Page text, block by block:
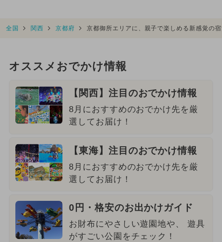
全国 関西 京都府 京都御所エリアに、親子で楽しめる新感覚の
オススメおでかけ情報
【関西】注目のおでかけ情報
8月におすすめのおでかけ先を厳
選してお届け！
【東海】注目のおでかけ情報
8月におすすめのおでかけ先を厳
選してお届け！
0円・格安のお出かけガイド
お財布にやさしい遊園地や、 遊具
がすごい公園をチェック！